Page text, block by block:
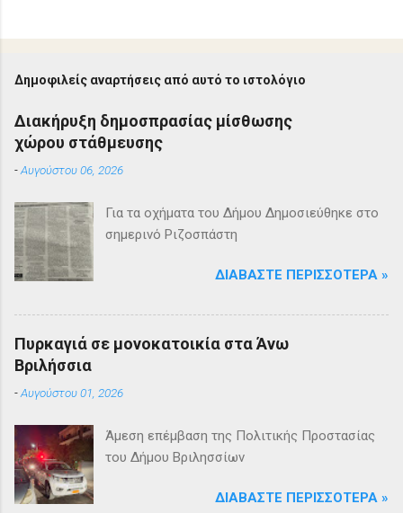
Δημοφιλείς αναρτήσεις από αυτό το ιστολόγιο
Διακήρυξη δημοσπρασίας μίσθωσης
χώρου στάθμευσης
-Αυγούστου 06, 2026
Για τα οχήματα του Δήμου Δημοσιεύθηκε στο
σημερινό Ριζοσπάστη
ΔΙΑΒΆΣΤΕ ΠΕΡΙΣΣΌΤΕΡΑ »
Πυρκαγιά σε μονοκατοικία στα Άνω
Βριλήσσια
-Αυγούστου 01, 2026
Άμεση επέμβαση της Πολιτικής Προστασίας
του Δήμου Βριλησσίων
ΔΙΑΒΆΣΤΕ ΠΕΡΙΣΣΌΤΕΡΑ »